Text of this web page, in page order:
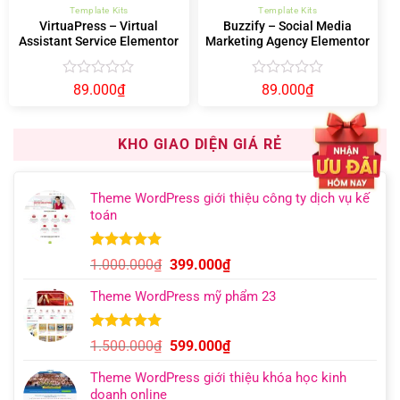
Template Kits
VirtuaPress – Virtual
Assistant Service Elementor
Được
89.000₫
Template Kits
Buzzify – Social Media
Marketing Agency Elementor
Được
5
89.000₫
KHO GIAO DIỆN GIÁ RẺ
Theme WordPress giới thiệu công ty dịch vụ kế
toán
5.00trên 5
dựa trên
5
đánh giá
1.000.000₫ Giá
là:
399.000₫Giá
tại
399.000₫.
Theme WordPress mỹ phẩm 23
5.00trên 5
dựa trên
4
đánh giá
1.500.000₫ Giá
là:
599.000₫Giá
tại
Theme WordPress giới thiệu khóa học kinh
doanh online